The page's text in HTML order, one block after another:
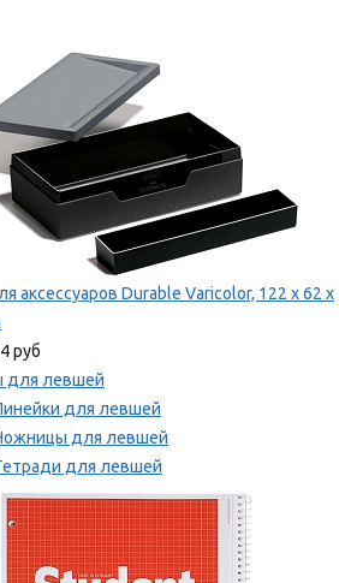
аксессуаров Durable Varicolor, 122 x 62 x
руб
для левшей
для левшей
для левшей
для левшей
Точилки для левшей